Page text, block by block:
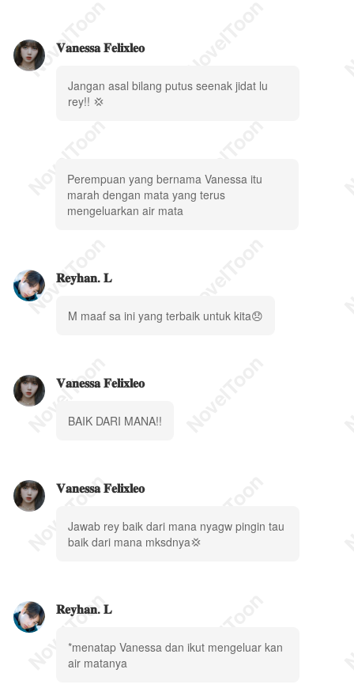
𝐕𝐚𝐧𝐞𝐬𝐬𝐚 𝐅𝐞𝐥𝐢𝐱𝐥𝐞𝐨
Jangan asal bilang putus seenak jidat lu
rey!! 💢
Perempuan yang bernama Vanessa itu
marah dengan mata yang terus
mengeluarkan air mata
𝐑𝐞𝐲𝐡𝐚𝐧. 𝐋
M maaf sa ini yang terbaik untuk kita😞
𝐕𝐚𝐧𝐞𝐬𝐬𝐚 𝐅𝐞𝐥𝐢𝐱𝐥𝐞𝐨
BAIK DARI MANA!!
𝐕𝐚𝐧𝐞𝐬𝐬𝐚 𝐅𝐞𝐥𝐢𝐱𝐥𝐞𝐨
Jawab rey baik dari mana nyagw pingin tau
baik dari mana mksdnya💢
𝐑𝐞𝐲𝐡𝐚𝐧. 𝐋
*menatap Vanessa dan ikut mengeluar kan
air matanya